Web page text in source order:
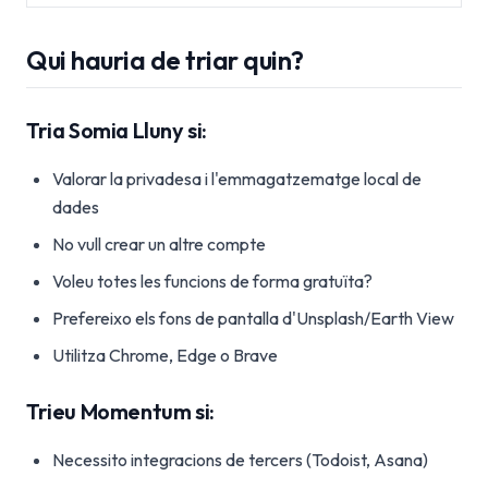
Qui hauria de triar quin?
Tria Somia Lluny si:
Valorar la privadesa i l'emmagatzematge local de
dades
No vull crear un altre compte
Voleu totes les funcions de forma gratuïta?
Prefereixo els fons de pantalla d'Unsplash/Earth View
Utilitza Chrome, Edge o Brave
Trieu Momentum si:
Necessito integracions de tercers (Todoist, Asana)